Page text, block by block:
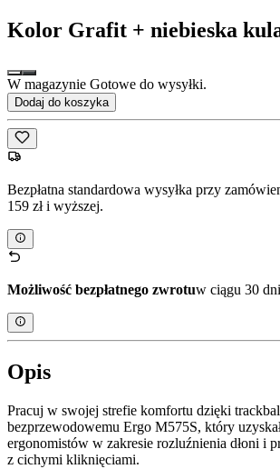
Kolor Grafit + niebieska
W magazynie Gotowe do wysyłki.
Dodaj do koszyka
Bezpłatna standardowa wysyłka przy
159 zł i wyższej.
Możliwość bezpłatnego zwrotuw ciągu 30
Opis
Pracuj w swojej strefie komfortu dzięki
bezprzewodowemu Ergo M575S, który
ergonomistów w zakresie rozluźnienia dłoni i
z cichymi kliknięciami.